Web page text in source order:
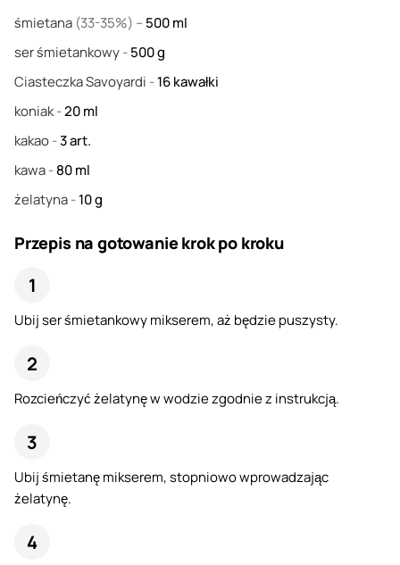
śmietana (33-35%) –500ml
ser śmietankowy-500g
Ciasteczka Savoyardi -16kawałki
koniak-20ml
kakao-3art.
kawa-80ml
żelatyna-10g
Przepis na gotowanie krok po kroku
Ubij ser śmietankowy mikserem, aż będzie puszysty.
Rozcieńczyć żelatynę w wodzie zgodnie z instrukcją.
Ubij śmietanę mikserem, stopniowo wprowadzając
żelatynę.